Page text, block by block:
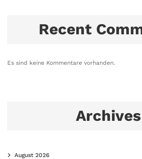
Recent
Es sind keine Kommentare vorhanden.
Archives
August 2026